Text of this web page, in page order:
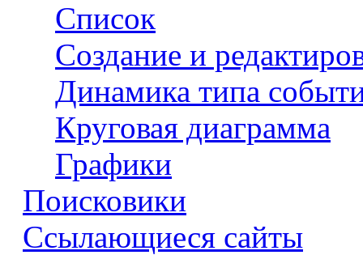
Список
Создание и
Динамика типа
Круговая диаграмма
Графики
Поисковики
Ссылающиеся сайты